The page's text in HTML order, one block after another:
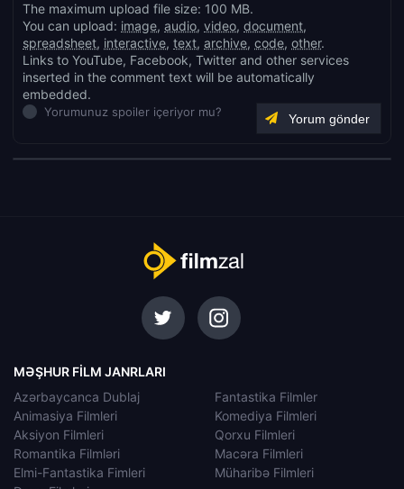
The maximum upload file size: 100 MB.
You can upload: image, audio, video, document,
spreadsheet, interactive, text, archive, code, other.
Links to YouTube, Facebook, Twitter and other services
inserted in the comment text will be automatically
embedded.
Yorumunuz spoiler içeriyor mu?
MƏŞHUR FILM JANRLARI
Azərbaycanca Dublaj
Animasiya Filmleri
Aksiyon Filmleri
Romantika Filmləri
Elmi-Fantastika Fimleri
Fantastika Filmler
Komediya Filmleri
Qorxu Filmleri
Macəra Filmleri
Müharibə Filmleri